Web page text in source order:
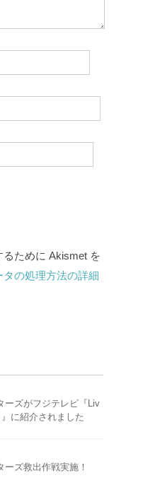
ために Akismet を
タの処理方法の詳細
ーズがフジテレビ『Liv
に紹介されました
ーズ救出作戦実施！